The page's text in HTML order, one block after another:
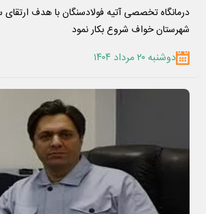
درمانگاه تخصصی آتیه فولادسنگان با هدف
شهرستان خواف شروع بکار نمود
دوشنبه ۲۰ مرداد ۱۴۰۴